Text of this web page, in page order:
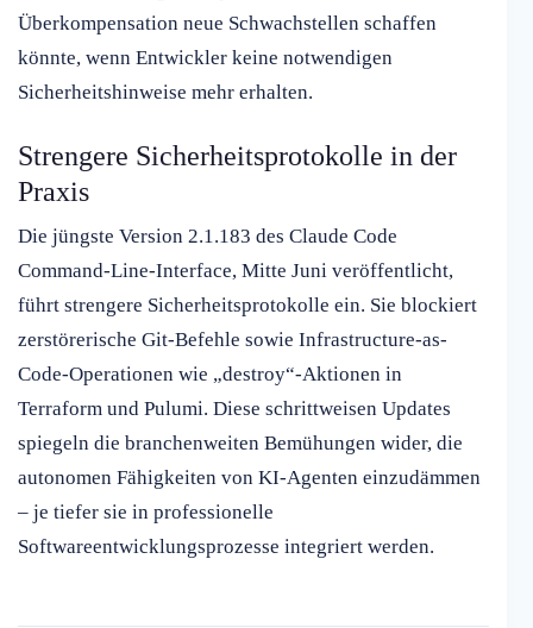
Überkompensation neue Schwachstellen schaffen
könnte, wenn Entwickler keine notwendigen
Sicherheitshinweise mehr erhalten.
Strengere Sicherheitsprotokolle in der
Praxis
Die jüngste Version 2.1.183 des Claude Code
Command-Line-Interface, Mitte Juni veröffentlicht,
führt strengere Sicherheitsprotokolle ein. Sie blockiert
zerstörerische Git-Befehle sowie Infrastructure-as-
Code-Operationen wie „destroy“-Aktionen in
Terraform und Pulumi. Diese schrittweisen Updates
spiegeln die branchenweiten Bemühungen wider, die
autonomen Fähigkeiten von KI-Agenten einzudämmen
– je tiefer sie in professionelle
Softwareentwicklungsprozesse integriert werden.